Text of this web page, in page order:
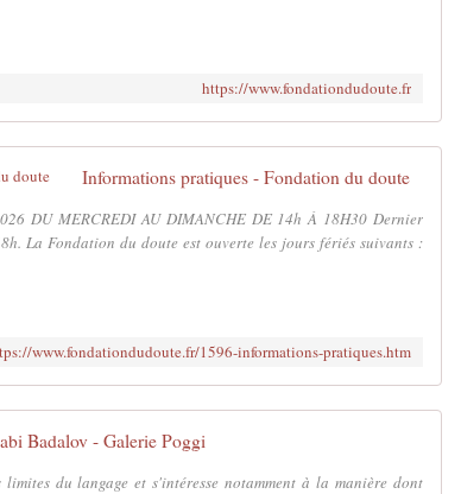
https://www.fondationdudoute.fr
Informations pratiques - Fondation du doute
DU MERCREDI AU DIMANCHE DE 14h À 18H30 Dernier
La Fondation du doute est ouverte les jours fériés suivants :
www.fondationdudoute.fr/1596-informations-pratiques.htm
Badalov - Galerie Poggi
du langage et s'intéresse notamment à la manière dont